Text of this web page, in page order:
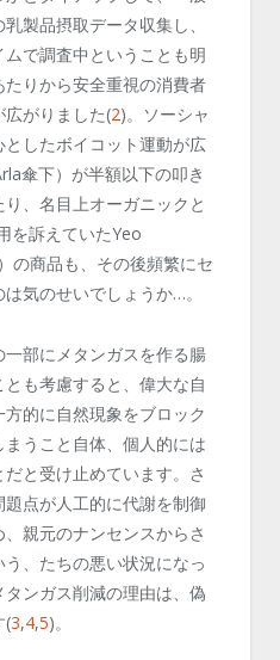
製品摂取データ収集し、
で調査中ということも明
りから安全重視の消費者
がりました(2)。ソーシャ
したボイコット運動が広
傘下）が半額以下の叩き
、名目上オーガニックと
を訴えていたYeo
の商品も、その後頻繁にセ
気のせいでしょうか…。
部にメタンガスを作る腸
も考慮すると、偉大な自
的に自然現象をブロック
うこと自体、個人的には
と受け止めています。さ
点が人工的に代謝を制御
親元のナンセンスからさ
、たちの悪い状況になっ
ンガス削減の理由は、偽
(3,4,5)。